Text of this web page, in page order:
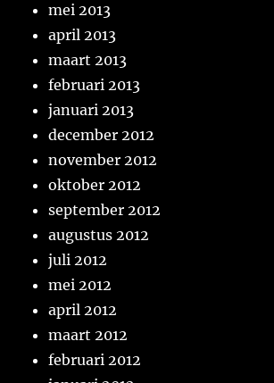
mei 2013
april 2013
maart 2013
februari 2013
januari 2013
december 2012
november 2012
oktober 2012
september 2012
augustus 2012
juli 2012
mei 2012
april 2012
maart 2012
februari 2012